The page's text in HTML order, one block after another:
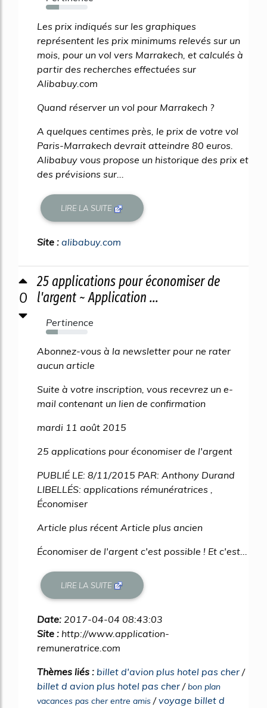
31%
Les prix indiqués sur les graphiques
représentent les prix minimums relevés sur un
mois, pour un vol vers Marrakech, et calculés à
partir des recherches effectuées sur
Alibabuy.com
Quand réserver un vol pour Marrakech ?
A quelques centimes près, le prix de votre vol
Paris-Marrakech devrait atteindre 80 euros.
Alibabuy vous propose un historique des prix et
des prévisions sur...
LIRE LA SUITE
Site : alibabuy.com
0
25 applications pour économiser de
l'argent ~ Application ...
Pertinence
29%
Abonnez-vous à la newsletter pour ne rater
aucun article
Suite à votre inscription, vous recevrez un e-
mail contenant un lien de confirmation
mardi 11 août 2015
25 applications pour économiser de l'argent
PUBLIÉ LE: 8/11/2015 PAR: Anthony Durand
LIBELLÉS: applications rémunératrices ,
Économiser
Article plus récent Article plus ancien
Économiser de l'argent c'est possible ! Et c'est...
LIRE LA SUITE
Date: 2017-04-04 08:43:03
Site : http://www.application-
remuneratrice.com
Thèmes liés : billet d'avion plus hotel pas cher /
billet d avion plus hotel pas cher /bon plan
vacances pas cher entre amis /voyage billet d